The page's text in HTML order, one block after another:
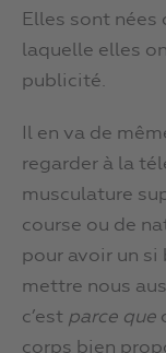
Elles sont nées
laquelle elles
publicité.
Il en va de
regarder à la
musculature
course ou de
pour avoir un si
mettre nous
c’est parce que
corps bien